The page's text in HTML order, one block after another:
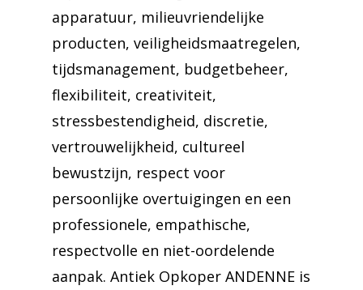
apparatuur, milieuvriendelijke
producten, veiligheidsmaatregelen,
tijdsmanagement, budgetbeheer,
flexibiliteit, creativiteit,
stressbestendigheid, discretie,
vertrouwelijkheid, cultureel
bewustzijn, respect voor
persoonlijke overtuigingen en een
professionele, empathische,
respectvolle en niet-oordelende
aanpak. Antiek Opkoper ANDENNE is